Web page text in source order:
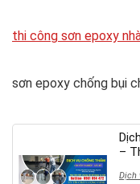
thi công sơn epoxy
sơn epoxy chống bụi
–
Dịch